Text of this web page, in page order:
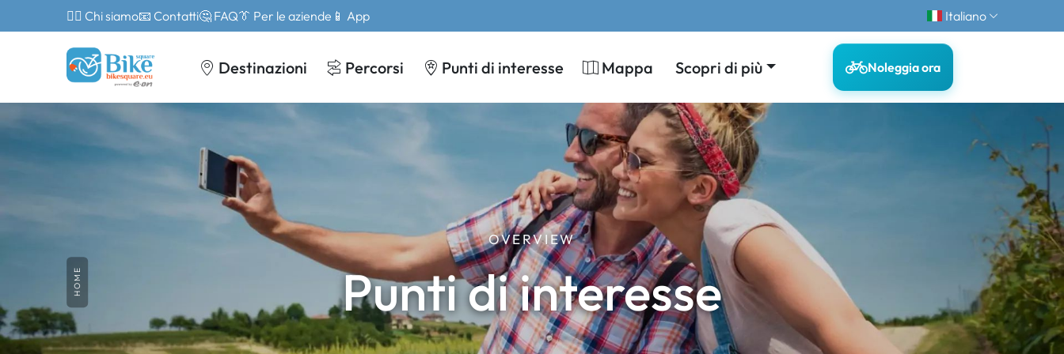
🙎‍♂️ Chi siamo📧 Contatti🤔 FAQ👔 Per le aziende 📱 App Italiano
Destinazioni Percorsi Punti di interesse Mappa Scopri di più Noleggia ora
OVERVIEW
Punti di interesse
HOME